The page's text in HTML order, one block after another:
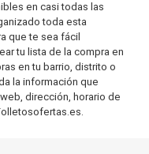
en casi todas las
toda esta
que te sea fácil
tu lista de la compra en
en tu barrio, distrito o
la información que
dirección, horario de